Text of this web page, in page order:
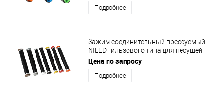
Подробнее
Зажим соединительный прессуемый
NILED гильзового типа для несущей
нулевой жилы MJPT 54.6/50N
Цена по запросу
Подробнее